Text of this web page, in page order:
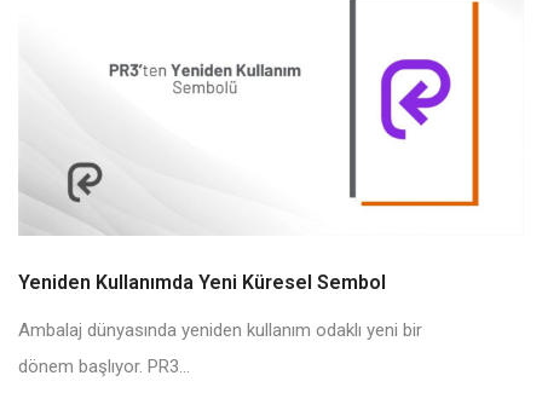
Yeniden Kullanımda Yeni Küresel Sembol
Ambalaj dünyasında yeniden kullanım odaklı yeni bir
dönem başlıyor. PR3...